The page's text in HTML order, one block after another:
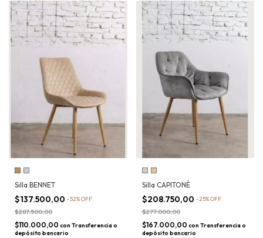
Silla BENNET
$137.500,00 -52%OFF
$287.500,00
$110.000,00 con Transferencia o
depósito bancario
Silla CAPITONÉ
$208.750,00 -25%OFF
$277.000,00
$167.000,00 con Transferencia o
depósito bancario